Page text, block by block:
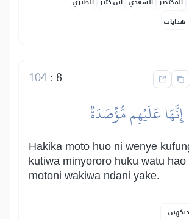
هدايات
8
:
104
إِنَّهَا عَلَيۡهِم مُّؤۡصَدَةٞ
Hakika moto huo ni wenye
kutiwa minyororo huku watu hao
motoni wakiwa ndani yake.